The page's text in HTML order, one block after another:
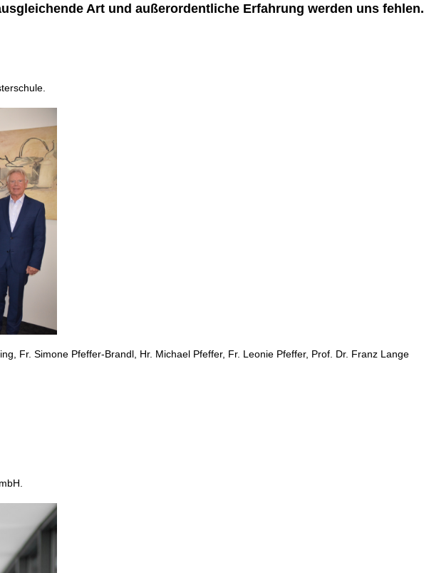
Art und außerordentliche Erfahrung werden uns fehlen.
Fr. Simone Pfeffer-Brandl, Hr. Michael Pfeffer, Fr. Leonie Pfeffer, Prof. Dr. Franz Lange